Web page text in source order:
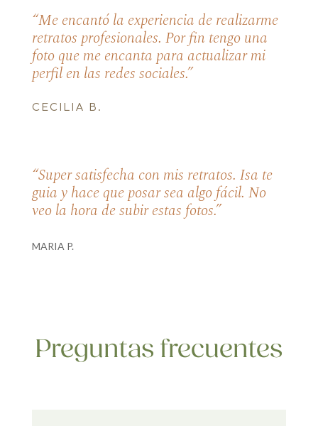
“Me encantó la experiencia de realizarme
retratos profesionales. Por fin tengo una
foto que me encanta para actualizar mi
perfil en las redes sociales.”
CECILIA B.
“Super satisfecha con mis retratos. Isa te
guia y hace que posar sea algo fácil. No
veo la hora de subir estas fotos.”
MARIA P.
Preguntas frecuentes